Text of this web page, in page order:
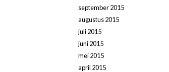
september 2015
augustus 2015
juli 2015
juni 2015
mei 2015
april 2015